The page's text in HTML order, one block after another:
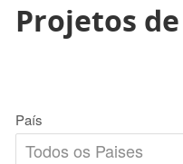
Projetos
País